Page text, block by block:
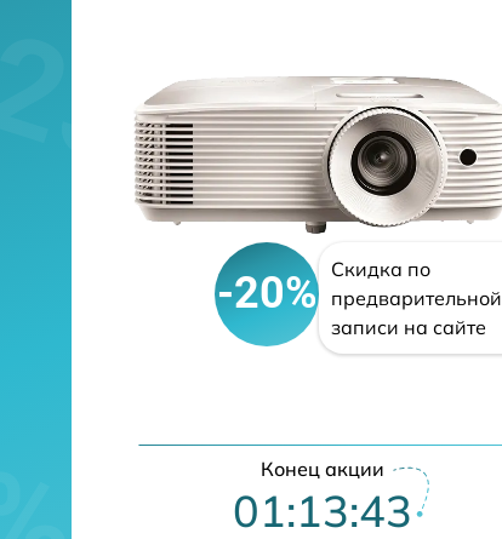
-20%
Скидка по
предварительной
записи на сайте
Конец акции
01:13:42